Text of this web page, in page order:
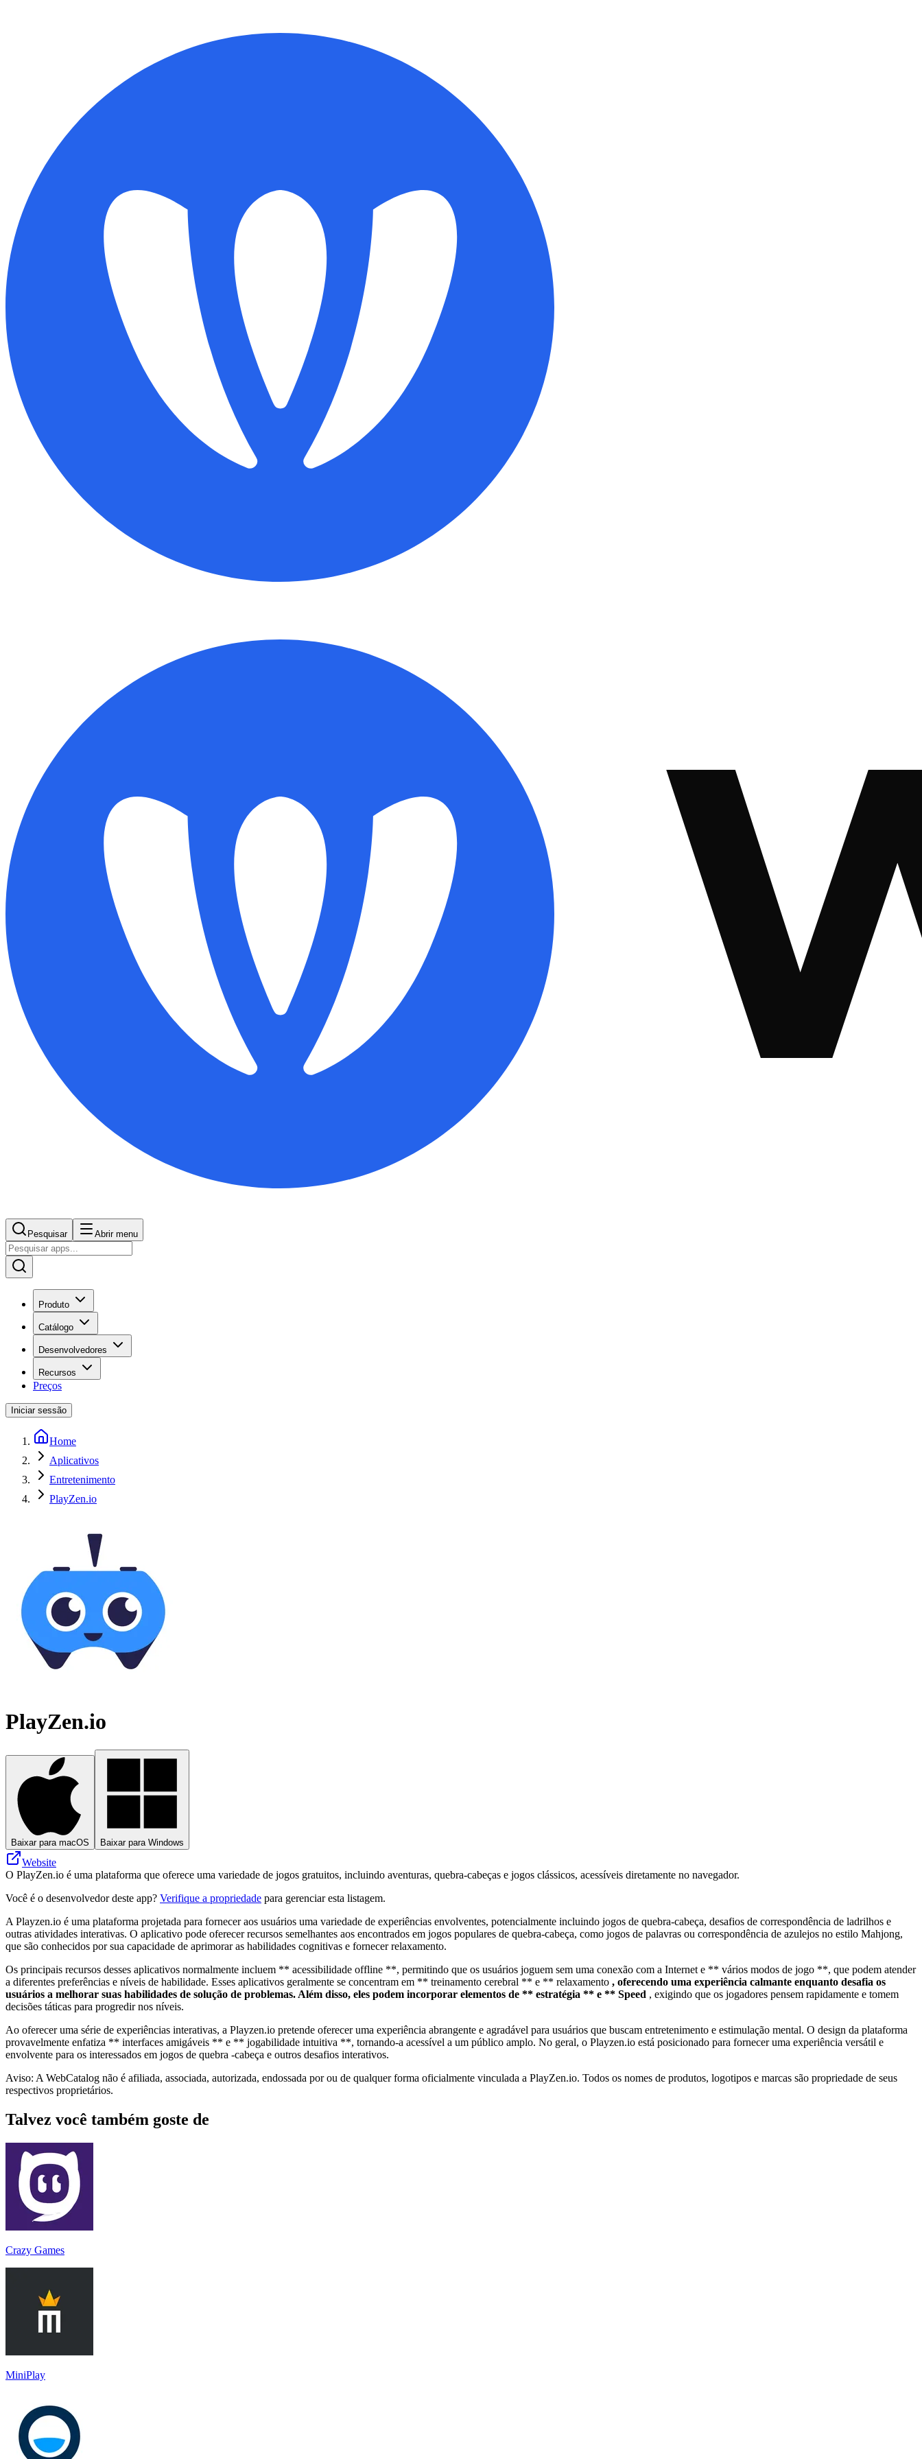
Pesquisar Abrir menu
Produto
Catálogo
Desenvolvedores
Recursos
Preços
Iniciar sessão
Home
Aplicativos
Entretenimento
PlayZen.io
PlayZen.io
Baixar para macOS Baixar para Windows
Website
O PlayZen.io é uma plataforma que oferece uma variedade de jogos gratuitos, incluindo aventuras, quebra-cabeças e jogos clássicos, acessíveis diretamente no navegador.
Você é o desenvolvedor deste app? Verifique a propriedade para gerenciar esta listagem.
A Playzen.io é uma plataforma projetada para fornecer aos usuários uma variedade de experiências envolventes, potencialmente incluindo jogos de quebra-cabeça, desafios de correspondência de ladrilhos e
outras atividades interativas. O aplicativo pode oferecer recursos semelhantes aos encontrados em jogos populares de quebra-cabeça, como jogos de palavras ou correspondência de azulejos no estilo Mahjong,
que são conhecidos por sua capacidade de aprimorar as habilidades cognitivas e fornecer relaxamento.
Os principais recursos desses aplicativos normalmente incluem ** acessibilidade offline **, permitindo que os usuários joguem sem uma conexão com a Internet e ** vários modos de jogo **, que podem atender
a diferentes preferências e níveis de habilidade. Esses aplicativos geralmente se concentram em ** treinamento cerebral ** e ** relaxamento , oferecendo uma experiência calmante enquanto desafia os
usuários a melhorar suas habilidades de solução de problemas. Além disso, eles podem incorporar elementos de ** estratégia ** e ** Speed ​​ , exigindo que os jogadores pensem rapidamente e tomem
decisões táticas para progredir nos níveis.
Ao oferecer uma série de experiências interativas, a Playzen.io pretende oferecer uma experiência abrangente e agradável para usuários que buscam entretenimento e estimulação mental. O design da plataforma
provavelmente enfatiza ** interfaces amigáveis ​​** e ** jogabilidade intuitiva **, tornando-a acessível a um público amplo. No geral, o Playzen.io está posicionado para fornecer uma experiência versátil e
envolvente para os interessados ​​em jogos de quebra -cabeça e outros desafios interativos.
Aviso: A WebCatalog não é afiliada, associada, autorizada, endossada por ou de qualquer forma oficialmente vinculada a PlayZen.io. Todos os nomes de produtos, logotipos e marcas são propriedade de seus
respectivos proprietários.
Talvez você também goste de
Crazy Games
MiniPlay